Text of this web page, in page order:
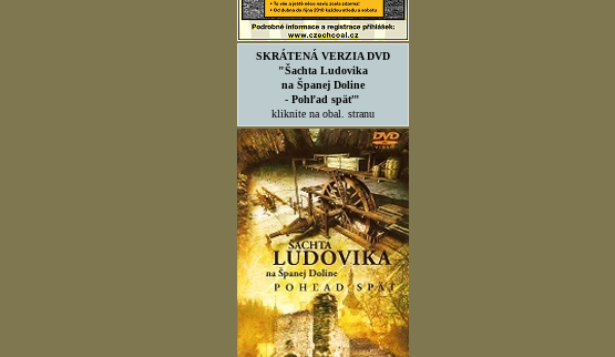
SKRÁTENÁ VERZIA DVD
"Šachta Ludovika
na Španej Doline
- Pohľad späť"
kliknite na obal. stranu